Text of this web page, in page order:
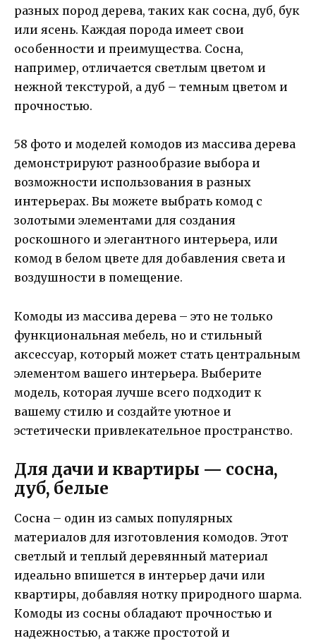
разных пород дерева, таких как сосна, дуб, бук
или ясень. Каждая порода имеет свои
особенности и преимущества. Сосна,
например, отличается светлым цветом и
нежной текстурой, а дуб – темным цветом и
прочностью.
58 фото и моделей комодов из массива дерева
демонстрируют разнообразие выбора и
возможности использования в разных
интерьерах. Вы можете выбрать комод с
золотыми элементами для создания
роскошного и элегантного интерьера, или
комод в белом цвете для добавления света и
воздушности в помещение.
Комоды из массива дерева – это не только
функциональная мебель, но и стильный
аксессуар, который может стать центральным
элементом вашего интерьера. Выберите
модель, которая лучше всего подходит к
вашему стилю и создайте уютное и
эстетически привлекательное пространство.
Для дачи и квартиры — сосна,
дуб, белые
Сосна – один из самых популярных
материалов для изготовления комодов. Этот
светлый и теплый деревянный материал
идеально впишется в интерьер дачи или
квартиры, добавляя нотку природного шарма.
Комоды из сосны обладают прочностью и
надежностью, а также простотой и